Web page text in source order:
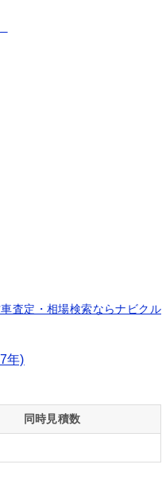
査定・相場検索ならナビクル
年)
同時見積数